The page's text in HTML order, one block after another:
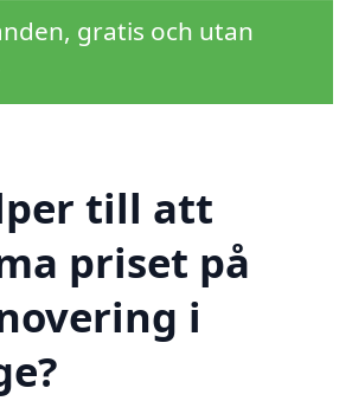
gratis och utan
till att
priset på
i